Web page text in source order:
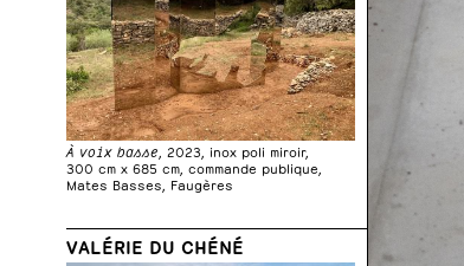
À voix basse , 2023, inox poli miroir,
300 cm x 685 cm, commande publique,
Mates Basses, Faugères
VALÉRIE DU CHÉNÉ